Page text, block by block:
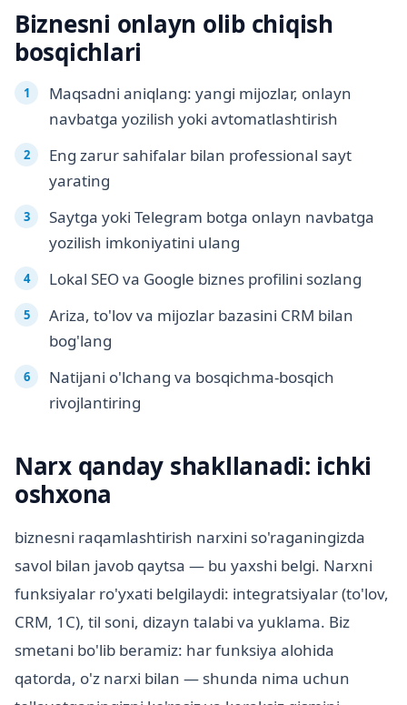
Biznesni onlayn olib chiqish
bosqichlari
Maqsadni aniqlang: yangi mijozlar, onlayn
navbatga yozilish yoki avtomatlashtirish
Eng zarur sahifalar bilan professional sayt
yarating
Saytga yoki Telegram botga onlayn navbatga
yozilish imkoniyatini ulang
Lokal SEO va Google biznes profilini sozlang
Ariza, to'lov va mijozlar bazasini CRM bilan
bog'lang
Natijani o'lchang va bosqichma-bosqich
rivojlantiring
Narx qanday shakllanadi: ichki
oshxona
biznesni raqamlashtirish narxini so'raganingizda
savol bilan javob qaytsa — bu yaxshi belgi. Narxni
funksiyalar ro'yxati belgilaydi: integratsiyalar (to'lov,
CRM, 1C), til soni, dizayn talabi va yuklama. Biz
smetani bo'lib beramiz: har funksiya alohida
qatorda, o'z narxi bilan — shunda nima uchun